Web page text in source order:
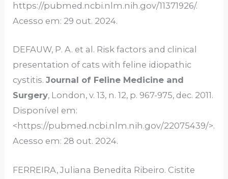
https://pubmed.ncbi.nlm.nih.gov/11371926/.
Acesso em: 29 out. 2024.
DEFAUW, P. A. et al. Risk factors and clinical
presentation of cats with feline idiopathic
cystitis.Journal of Feline Medicine and
Surgery, London, v. 13, n. 12, p. 967-975, dec. 2011.
Disponível em:
<https://pubmed.ncbi.nlm.nih.gov/22075439/>.
Acesso em: 28 out. 2024.
FERREIRA, Juliana Benedita Ribeiro. Cistite